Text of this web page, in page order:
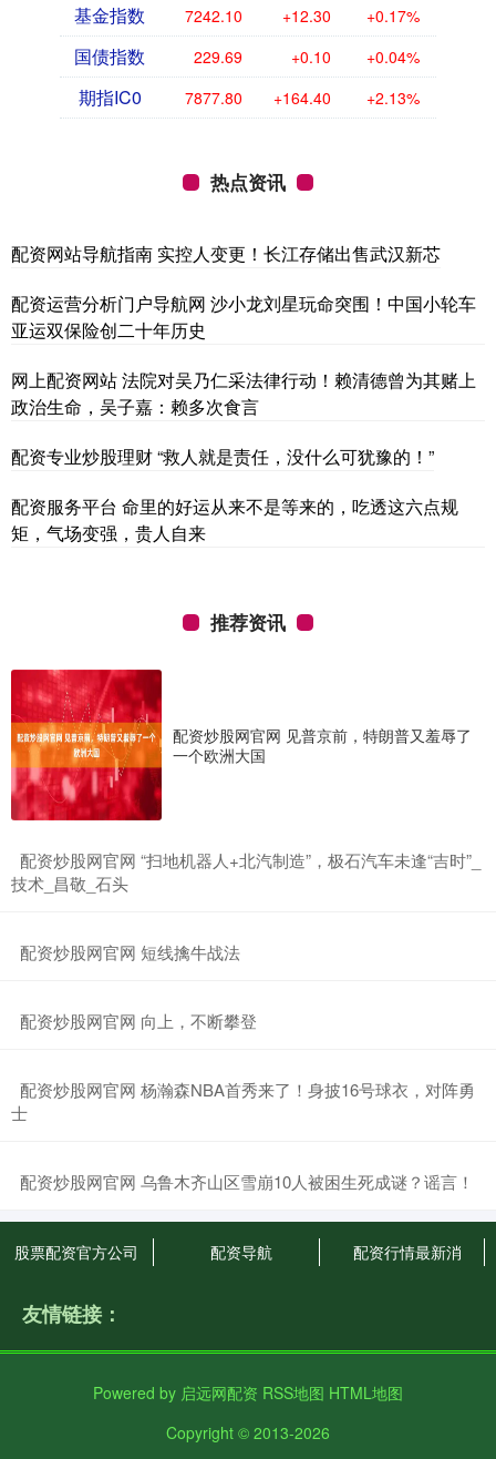
基金指数 7242.10 +12.30 +0.17%
国债指数 229.69 +0.10 +0.04%
期指IC0 7877.80 +164.40 +2.13%
热点资讯
配资网站导航指南 实控人变更！长江存储出售武汉新芯
配资运营分析门户导航网 沙小龙刘星玩命突围！中国小轮车
亚运双保险创二十年历史
网上配资网站 法院对吴乃仁采法律行动！赖清德曾为其赌上
政治生命，吴子嘉：赖多次食言
配资专业炒股理财 “救人就是责任，没什么可犹豫的！”
配资服务平台 命里的好运从来不是等来的，吃透这六点规
矩，气场变强，贵人自来
推荐资讯
配资炒股网官网 见普京前，特朗普又羞辱了
一个欧洲大国
​配资炒股网官网 “扫地机器人+北汽制造”，极石汽车未逢“吉时”_
技术_昌敬_石头
​配资炒股网官网 短线擒牛战法
​配资炒股网官网 向上，不断攀登
​配资炒股网官网 杨瀚森NBA首秀来了！身披16号球衣，对阵勇
士
​配资炒股网官网 乌鲁木齐山区雪崩10人被困生死成谜？谣言！
股票配资官方公司 配资导航 配资行情最新消
友情链接：
Powered by 启远网配资 RSS地图 HTML地图
Copyright © 2013-2026